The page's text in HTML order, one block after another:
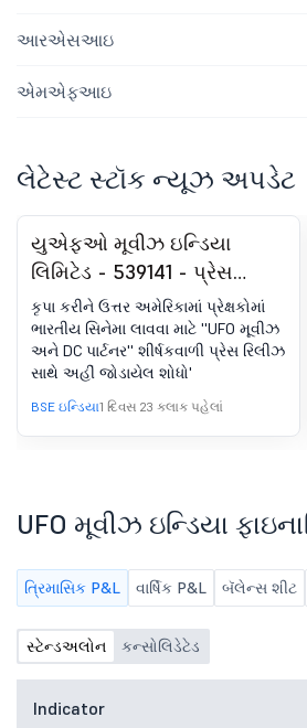
આરએસઆઇ
એમએફઆઇ
લેટેસ્ટ સ્ટૉક ન્યૂઝ અપડેટ
યુએફઓ મૂવીઝ ઇન્ડિયા
લિમિટેડ - 539141 - પ્રેસ
રિલીઝ
કૃપા કરીને ઉત્તર અમેરિકામાં પ્રેક્ષકોમાં
ભારતીય સિનેમા લાવવા માટે ''UFO મૂવીઝ
અને DC પાર્ટનર'' શીર્ષકવાળી પ્રેસ રિલીઝ
સાથે અહીં જોડાયેલ શોધો'
BSE ઇન્ડિયા1 દિવસ 23 કલાક પહેલાં
UFO મૂવીઝ ઇન્ડિયા
ત્રિમાસિક P&L વાર્ષિક P&L બૅલેન્સ શીટ
સ્ટેન્ડઅલોન કન્સોલિડેટેડ
Indicator